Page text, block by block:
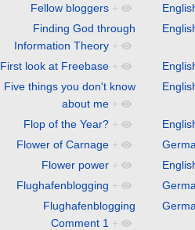
Fellow bloggers +
Finding God through
Information Theory +
First look at Freebase +
Five things you don't know
about me +
Flop of the Year? +
Flower of Carnage +
Flower power +
Flughafenblogging +
Flughafenblogging
Comment 1 +